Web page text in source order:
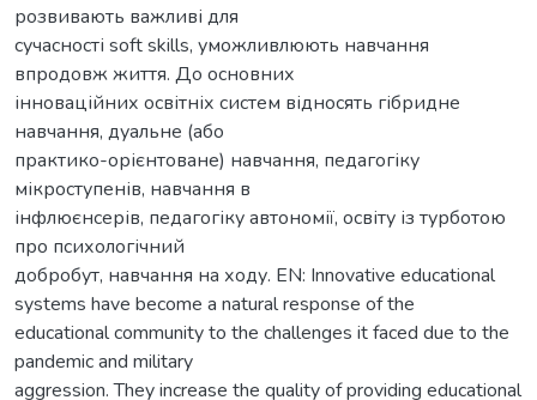
розвивають важливі для
сучасності soft skills, уможливлюють навчання
впродовж життя. До основних
інноваційних освітніх систем відносять гібридне
навчання, дуальне (або
практико-орієнтоване) навчання, педагогіку
мікроступенів, навчання в
інфлюєнсерів, педагогіку автономії, освіту із турботою
про психологічний
добробут, навчання на ходу. EN: Innovative educational
systems have become a natural response of the
educational community to the challenges it faced due to the
pandemic and military
aggression. They increase the quality of providing educational